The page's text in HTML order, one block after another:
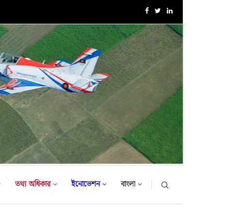
এক্সারসাইজ টাইগার লাইটনিং-২০২৬ এর উদ্বোধনী অনুষ্ঠান
তথ্য অধিকার ইনোভেশন বাংলা